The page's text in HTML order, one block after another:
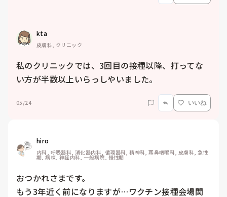
kta
皮膚科, クリニック
私のクリニックでは、3回目の接種以降、打ってな
い方が半数以上いらっしやいました。
05/24 いいね
hiro
内科, 呼吸器科, 消化器内科, 循環器科, 精神科, 耳鼻咽喉科, 皮膚科, 急性
期, 病棟, 神経内科, 一般病院, 慢性期
おつかれさまです。
もう3年近く前になりますが…ワクチン接種会場関